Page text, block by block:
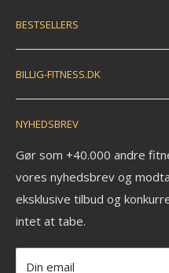
NYHEDSBREV
Gør som +40.000 andre
vores nyhedsbrev og
eksklusive tilbud og
intet at tabe.
Din email
Handelsbetingelser
Fortryd dit køb / bestil
FAQ
EAN betaling
Anmeldelser
Kontakt
Om os
Ledige stillinger
Fitness blog
Blog om styrketræning
Privatlivspolitik
BESTSELLERS
Træningsmåtte
Træningsbold
Træningselastik
Håndvægte
Pull up bar
Kettlebell
Aerobic vægtstang sæt
Vægtstang
Vægtskive
BILLIG-FITNESS.DK
N.K. Import APS
Savværksvej 3
6360 Tinglev
CVR: 33772580
_______________________
Mail: info@billig-fitness.dk